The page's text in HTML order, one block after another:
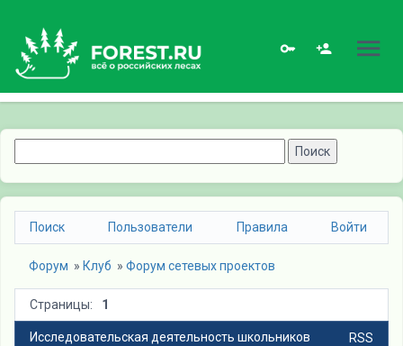
Поиск Пользователи Правила Войти
Форум » Клуб » Форум сетевых проектов
Страницы: 1
RSS
Исследовательская деятельность школьников